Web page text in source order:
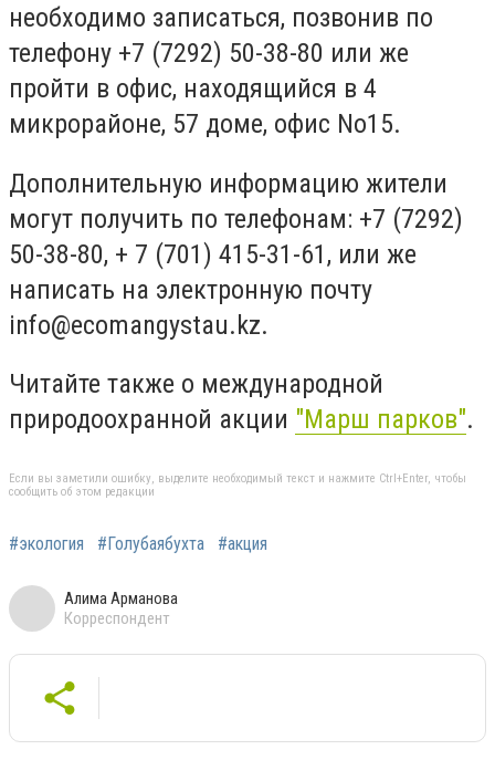
необходимо записаться, позвонив по
телефону +7 (7292) 50-38-80 или же
пройти в офис, находящийся в 4
микрорайоне, 57 доме, офис No15.
Дополнительную информацию жители
могут получить по телефонам: +7 (7292)
50-38-80, + 7 (701) 415-31-61, или же
написать на электронную почту
info@ecomangystau.kz.
Читайте также о международной
природоохранной акции "Марш парков".
Если вы заметили ошибку, выделите необходимый текст и нажмите Ctrl+Enter, чтобы
сообщить об этом редакции
#экология #Голубаябухта #акция
Алима Арманова
Корреспондент